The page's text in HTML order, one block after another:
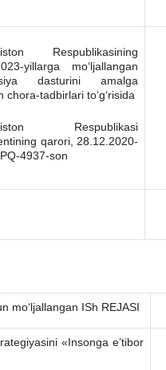
Respublikasining
yillarga mo‘ljallangan
dasturini amalga
chora-tadbirlari to‘g‘risida
Respublikasi
qarori, 28.12.2020-
4937-son
moʻljallangan ISh REJASI
«Insonga eʼtibor